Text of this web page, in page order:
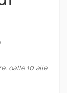
dalle 10 alle